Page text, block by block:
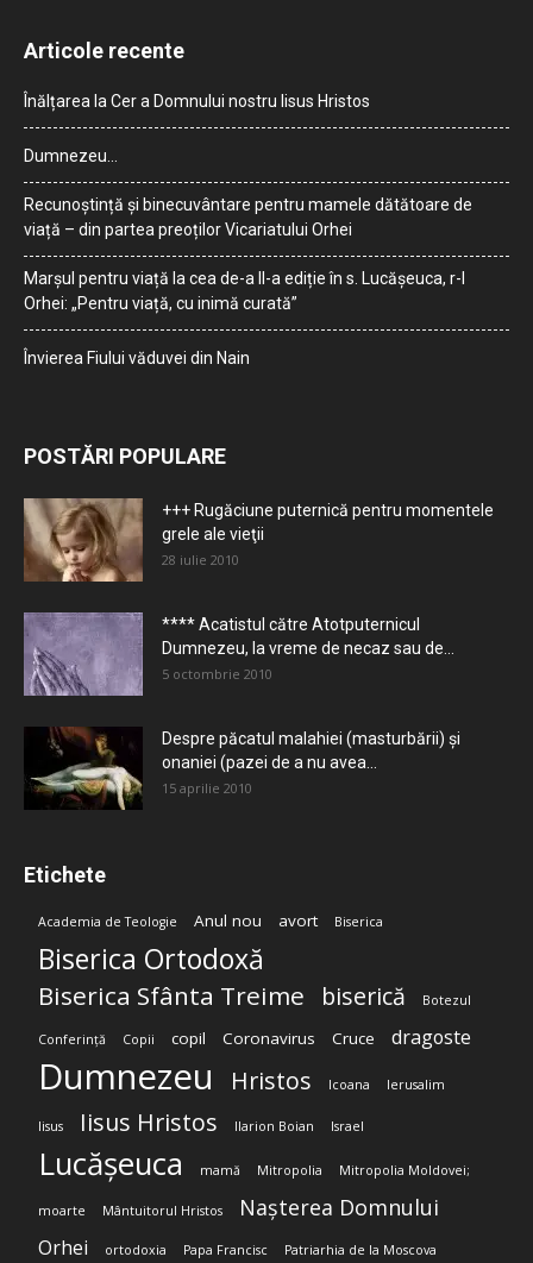
Articole recente
Înălțarea la Cer a Domnului nostru Iisus Hristos
Dumnezeu…
Recunoștință și binecuvântare pentru mamele dătătoare de
viață – din partea preoților Vicariatului Orhei
Marșul pentru viață la cea de-a II-a ediție în s. Lucășeuca, r-l
Orhei: „Pentru viață, cu inimă curată”
Învierea Fiului văduvei din Nain
POSTĂRI POPULARE
+++ Rugăciune puternică pentru momentele
grele ale vieţii
28 iulie 2010
**** Acatistul către Atotputernicul
Dumnezeu, la vreme de necaz sau de...
5 octombrie 2010
Despre păcatul malahiei (masturbării) şi
onaniei (pazei de a nu avea...
15 aprilie 2010
Etichete
Academia de Teologie Anul nou avort Biserica
Biserica Ortodoxă
Biserica Sfânta Treime biserică Botezul
Conferință Copii copil Coronavirus Cruce dragoste
Dumnezeu Hristos Icoana Ierusalim
Iisus Iisus Hristos Ilarion Boian Israel
Lucășeuca mamă Mitropolia Mitropolia Moldovei;
moarte Mântuitorul Hristos Nașterea Domnului
Orhei ortodoxia Papa Francisc Patriarhia de la Moscova